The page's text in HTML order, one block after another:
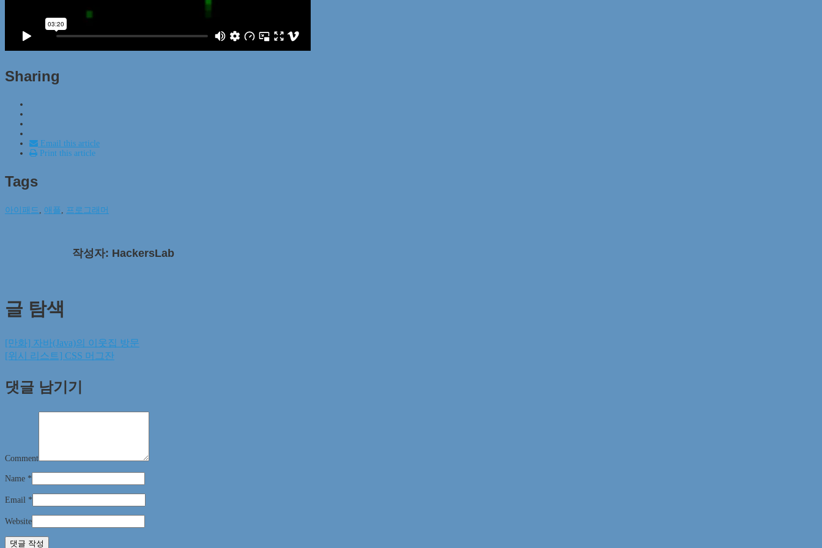
Sharing
Email this article
Print this article
Tags
아이패드 애플 프로그래머
작성자: HackersLab
글 탐색
[만화] 자바(Java)의 이웃집 방문
[위시 리스트] CSS 머그잔
댓글 남기기
Comment
Name *
Email *
Website